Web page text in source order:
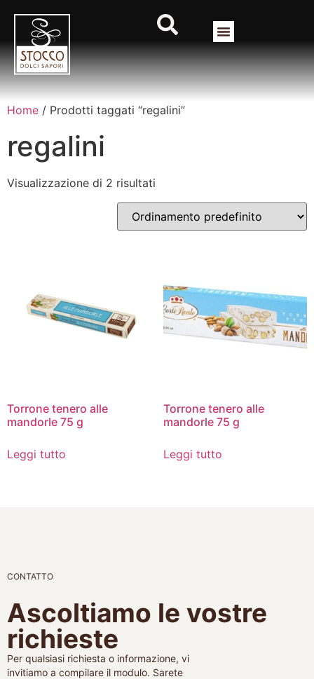
Home / Prodotti taggati “regalini”
regalini
Visualizzazione di 2 risultati
Torrone tenero alle
mandorle 75 g
Leggi tutto
Torrone tenero alle
mandorle 75 g
Leggi tutto
CONTATTO
Ascoltiamo le vostre
richieste
Per qualsiasi richiesta o informazione, vi
invitiamo a compilare il modulo. Sarete